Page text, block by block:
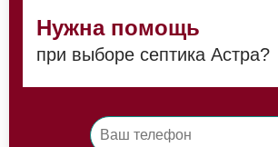
Нужна помощь
при выборе септика Астра?